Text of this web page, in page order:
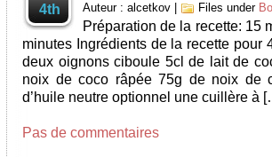
4th Auteur : alcetkov Files under
Préparation de la recette: 15
minutes Ingrédients de la recette pour
deux oignons ciboule 5cl de lait de
noix de coco râpée 75g de noix de
d’huile neutre optionnel une cuillère à
Pas de commentaires